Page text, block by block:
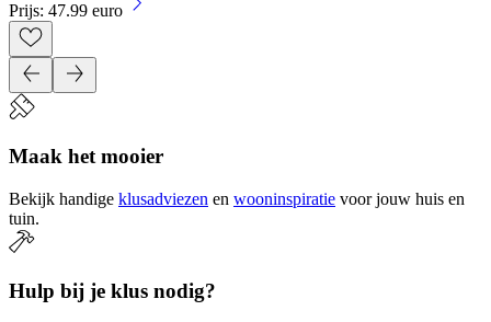
Prijs: 47.99 euro
Maak het mooier
Bekijk handige klusadviezen en wooninspiratie voor jouw huis en
tuin.
Hulp bij je klus nodig?